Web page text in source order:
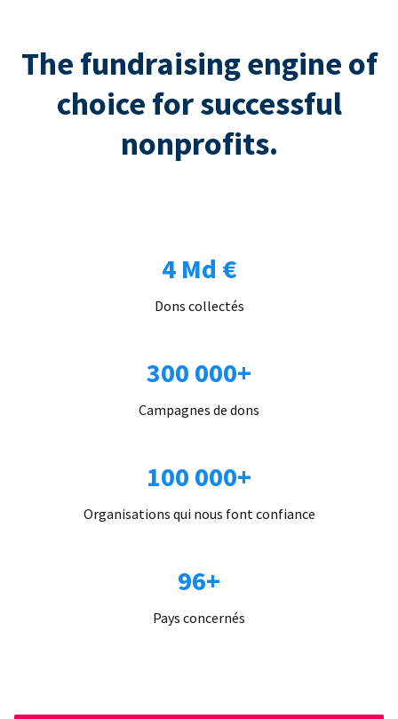
The fundraising engine of
choice for successful
nonprofits.
4 Md €
Dons collectés
300 000+
Campagnes de dons
100 000+
Organisations qui nous font confiance
96+
Pays concernés